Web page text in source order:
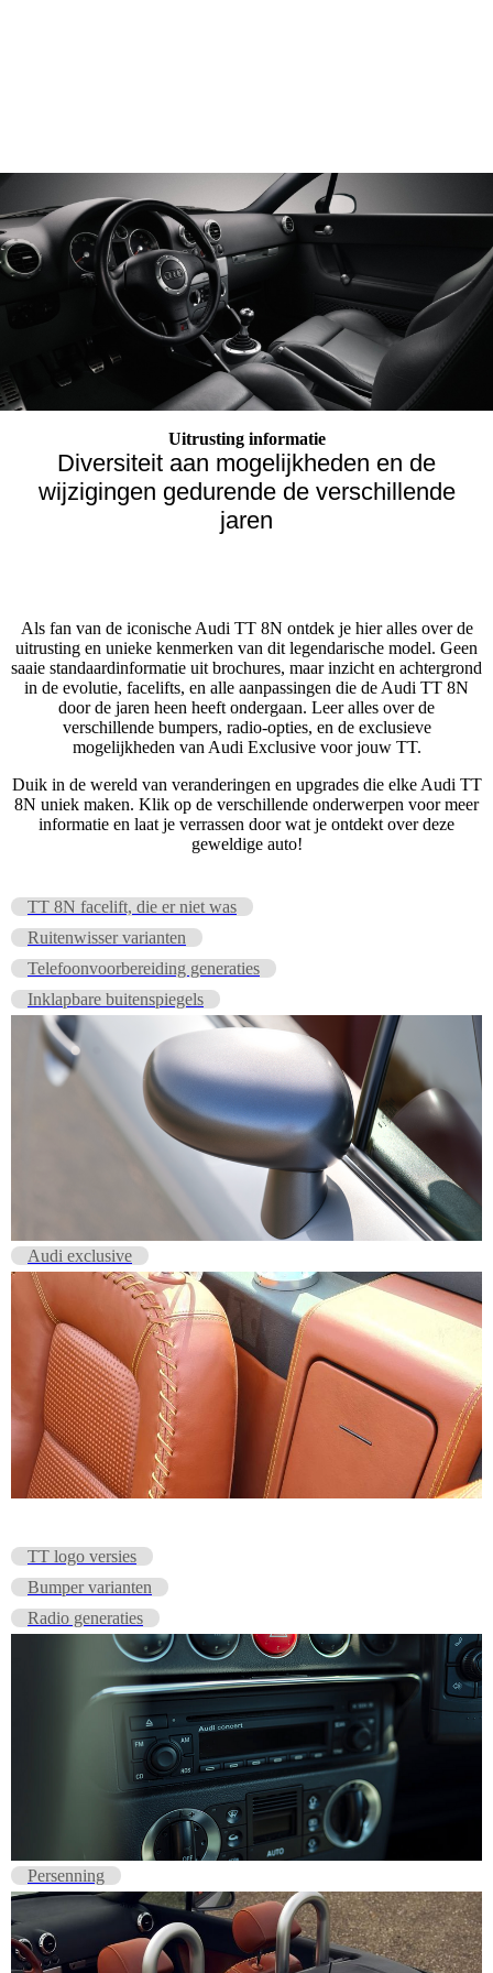
Uitrusting informatie
Diversiteit aan mogelijkheden en de
wijzigingen gedurende de verschillende
jaren
Als fan van de iconische Audi TT 8N ontdek je hier alles over de
uitrusting en unieke kenmerken van dit legendarische model. Geen
saaie standaardinformatie uit brochures, maar inzicht en achtergrond
in de evolutie, facelifts, en alle aanpassingen die de Audi TT 8N
door de jaren heen heeft ondergaan. Leer alles over de
verschillende bumpers, radio-opties, en de exclusieve
mogelijkheden van Audi Exclusive voor jouw TT.
Duik in de wereld van veranderingen en upgrades die elke Audi TT
8N uniek maken. Klik op de verschillende onderwerpen voor meer
informatie en laat je verrassen door wat je ontdekt over deze
geweldige auto!
TT 8N facelift, die er niet was
Ruitenwisser varianten
Telefoonvoorbereiding generaties
Inklapbare buitenspiegels
Audi exclusive
TT logo versies
Bumper varianten
Radio generaties
Persenning